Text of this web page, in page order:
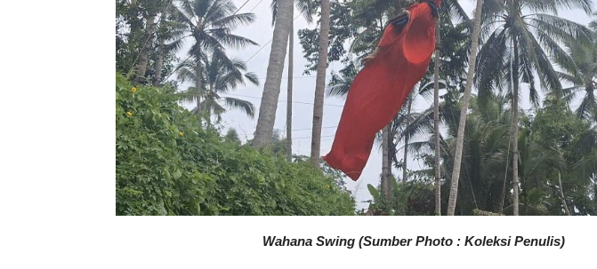
Wahana Swing (Sumber Photo : Koleksi Penulis)